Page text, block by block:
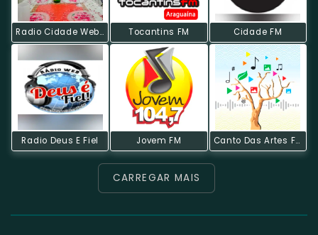
Radio Cidade Web To Tocantins FM Cidade FM
Radio Deus E Fiel Jovem FM Canto Das Artes FM
CARREGAR MAIS